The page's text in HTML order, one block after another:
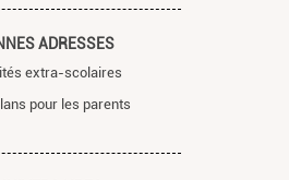
ADRESSES
extra-scolaires
pour les parents